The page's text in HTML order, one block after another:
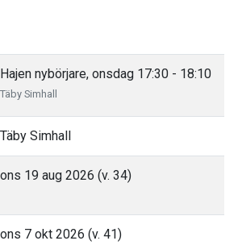
Hajen nybörjare, onsdag 17:30 - 18:10
Täby Simhall
Täby Simhall
ons 19 aug 2026 (v. 34)
ons 7 okt 2026 (v. 41)